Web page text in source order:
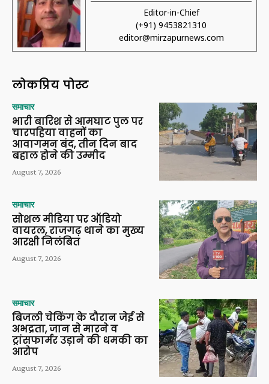
Editor-in-Chief
(+91) 9453821310
editor@mirzapurnews.com
लोकप्रिय पोस्ट
समाचार
भारी बारिश से आमघाट पुल पर
चारपहिया वाहनों का
आवागमन बंद, तीन दिन बाद
बहाल होने की उम्मीद
August 7, 2026
समाचार
सोशल मीडिया पर ऑडियो
वायरल, राजगढ़ थाने का मुख्य
आरक्षी निलंबित
August 7, 2026
समाचार
बिजली चेकिंग के दौरान जेई से
अभद्रता, जान से मारने व
ट्रांसफार्मर उड़ाने की धमकी का
आरोप
August 7, 2026